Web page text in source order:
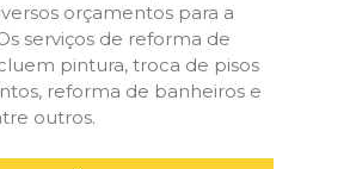
orçamentos para a
serviços de reforma de
pintura, troca de pisos
reforma de banheiros e
outros.